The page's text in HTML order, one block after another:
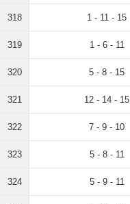
318 1 - 11 - 15
319 1 - 6 - 11
320 5 - 8 - 15
321 12 - 14 - 15
322 7 - 9 - 10
323 5 - 8 - 11
324 5 - 9 - 11